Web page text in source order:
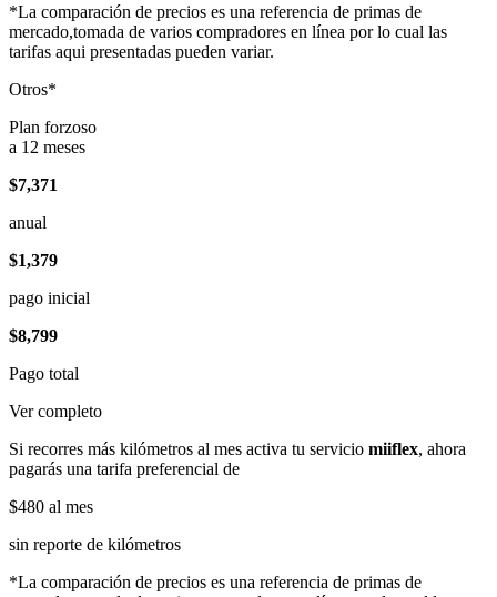
*La comparación de precios es una referencia de primas de
mercado,tomada de varios compradores en línea por lo cual las
tarifas aqui presentadas pueden variar.
Otros*
Plan forzoso
a 12 meses
$7,371
anual
$1,379
pago inicial
$8,799
Pago total
Ver completo
Si recorres más kilómetros al mes activa tu servicio miiflex, ahora
pagarás una tarifa preferencial de
$480 al mes
sin reporte de kilómetros
*La comparación de precios es una referencia de primas de